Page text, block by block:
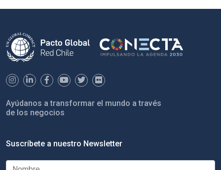
Ayúdanos a transformar el mundo a través
de los negocios
Suscríbete a nuestro Newsletter